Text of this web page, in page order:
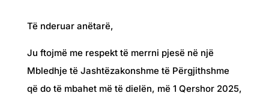
Të nderuar anëtarë,
Ju ftojmë me respekt të merrni pjesë në një
Mbledhje të Jashtëzakonshme të Përgjithshme
që do të mbahet më të dielën, më 1 Qershor 2025,